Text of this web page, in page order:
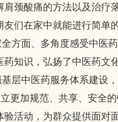
颈酸痛的方法以及治疗
们在家中就能进行简单
面、多角度感受中医
知识，弘扬了中医药文
中医药服务体系建设
更加规范、共享、安全
活动，为群众提供面对